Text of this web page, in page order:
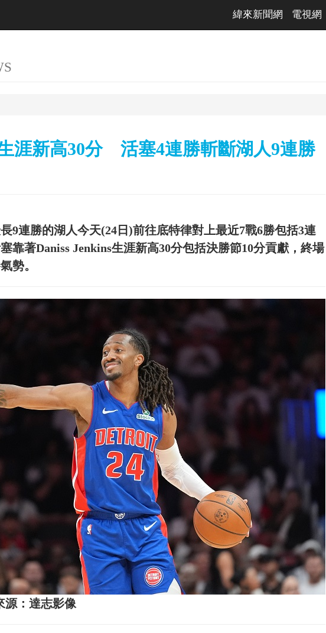
緯來新聞網 電視網
涯新高30分 活塞4連勝斬斷湖人9連勝
9連勝的湖人今天(24日)前往底特律對上最近7戰6勝包括3連
靠著Daniss Jenkins生涯新高30分包括決勝節10分貢獻，終場
勢。
源：達志影像